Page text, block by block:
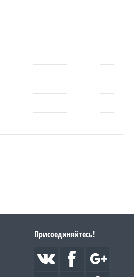
Присоединяйтесь!